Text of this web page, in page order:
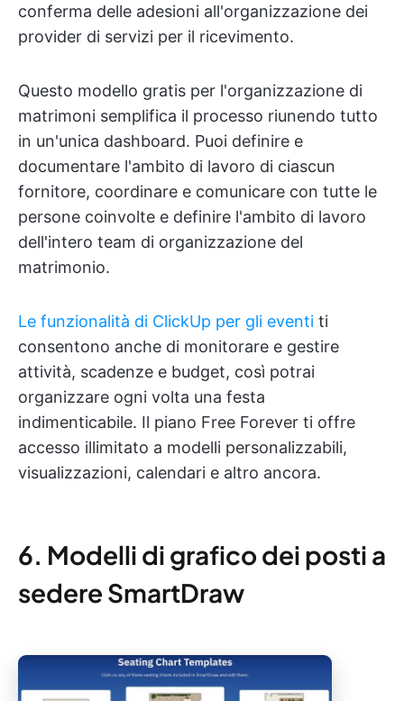
conferma delle adesioni all'organizzazione dei
provider di servizi per il ricevimento.
Questo modello gratis per l'organizzazione di
matrimoni semplifica il processo riunendo tutto
in un'unica dashboard. Puoi definire e
documentare l'ambito di lavoro di ciascun
fornitore, coordinare e comunicare con tutte le
persone coinvolte e definire l'ambito di lavoro
dell'intero team di organizzazione del
matrimonio.
Le funzionalità di ClickUp per gli eventi ti
consentono anche di monitorare e gestire
attività, scadenze e budget, così potrai
organizzare ogni volta una festa
indimenticabile. Il piano Free Forever ti offre
accesso illimitato a modelli personalizzabili,
visualizzazioni, calendari e altro ancora.
6. Modelli di grafico dei posti a
sedere SmartDraw